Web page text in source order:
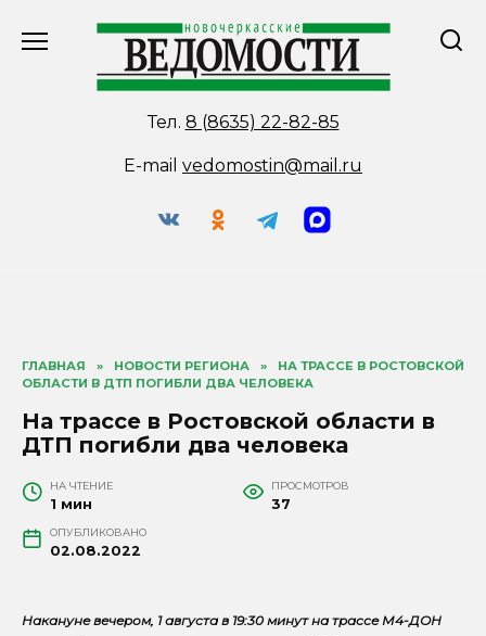
Тел. 8 (8635) 22-82-85
E-mail vedomostin@mail.ru
ГЛАВНАЯ » НОВОСТИ РЕГИОНА »
НА ТРАССЕ В РОСТОВСКОЙ
ОБЛАСТИ В ДТП ПОГИБЛИ ДВА ЧЕЛОВЕКА
На трассе в Ростовской области в
ДТП погибли два человека
НА ЧТЕНИЕ
1 мин
ПРОСМОТРОВ
37
ОПУБЛИКОВАНО
02.08.2022
Накануне вечером, 1 августа в 19:30 минут на трассе М4-ДОН